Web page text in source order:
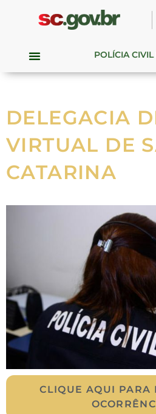
POLÍCIA
DELEGACIA
VIRTUAL DE
CATARINA
CLIQUE AQUI PARA